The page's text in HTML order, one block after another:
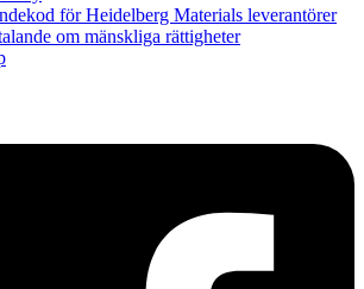
för Heidelberg Materials leverantörer
om mänskliga rättigheter